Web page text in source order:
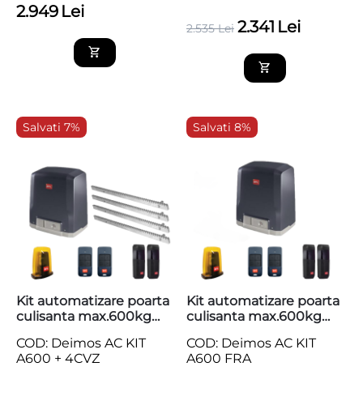
2.949 Lei
2.535 Lei 2.341 Lei
Salvati 7%
Kit automatizare poarta
culisanta max.600kg
A600 + 4 cremaliere
zincate
COD: Deimos AC KIT
A600 + 4CVZ
Salvati 8%
Kit automatizare poarta
culisanta max.600kg
A600
COD: Deimos AC KIT
A600 FRA